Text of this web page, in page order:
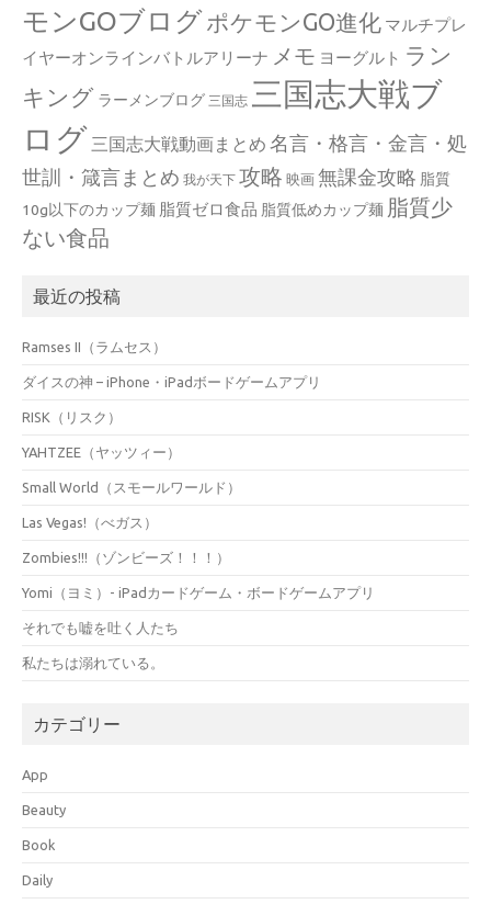
モンGOブログポケモンGO進化 マルチプレ
イヤーオンラインバトルアリーナ メモ ヨーグルト ラン
キング ラーメンブログ 三国志 三国志大戦ブ
ログ 三国志大戦動画まとめ 名言・格言・金言・処
世訓・箴言まとめ 我が天下 攻略 映画 無課金攻略 脂質
10g以下のカップ麺 脂質ゼロ食品 脂質低めカップ麺 脂質少
ない食品
最近の投稿
Ramses II（ラムセス）
ダイスの神 – iPhone・iPadボードゲームアプリ
RISK（リスク）
YAHTZEE（ヤッツィー）
Small World（スモールワールド）
Las Vegas!（べガス）
Zombies!!!（ゾンビーズ！！！）
Yomi（ヨミ）- iPadカードゲーム・ボードゲームアプリ
それでも嘘を吐く人たち
私たちは溺れている。
カテゴリー
App
Beauty
Book
Daily